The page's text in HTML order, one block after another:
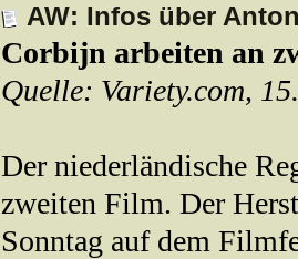
AW: Infos über
Corbijn arbeiten an
Quelle: Variety.com,
Der niederländische
zweiten Film. Der
Sonntag auf dem